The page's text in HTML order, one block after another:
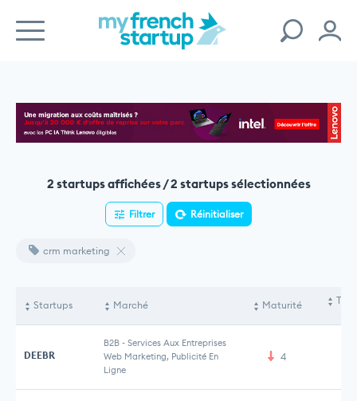
2 startups affichées / 2 startups sélectionnées
Filtrer Réinitialiser
crm marketing
Startups Marché Maturité
DEEBR
B2B - Services Aux Entreprises
Web Marketing, Publicité En
Ligne
4